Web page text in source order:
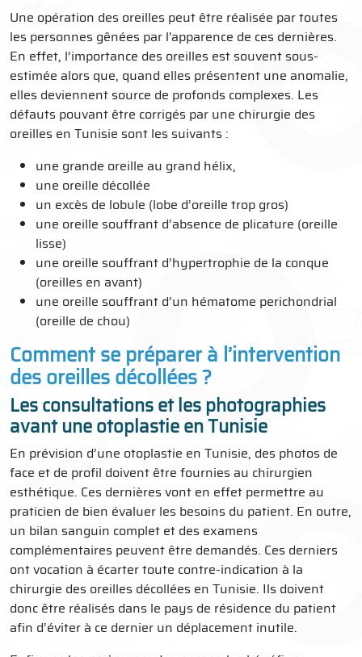
Une opération des oreilles peut être réalisée par toutes
les personnes gênées par l'apparence de ces dernières.
En effet, l’importance des oreilles est souvent sous-
estimée alors que, quand elles présentent une anomalie,
elles deviennent source de profonds complexes. Les
défauts pouvant être corrigés par une chirurgie des
oreilles en Tunisie sont les suivants :
une grande oreille au grand hélix,
une oreille décollée
un excès de lobule (lobe d’oreille trop gros)
une oreille souffrant d’absence de plicature (oreille
lisse)
une oreille souffrant d’hypertrophie de la conque
(oreilles en avant)
une oreille souffrant d’un hématome perichondrial
(oreille de chou)
Comment se préparer à l’intervention
des oreilles décollées ?
Les consultations et les photographies
avant une otoplastie en Tunisie
En prévision d’une otoplastie en Tunisie, des photos de
face et de profil doivent être fournies au chirurgien
esthétique. Ces dernières vont en effet permettre au
praticien de bien évaluer les besoins du patient. En outre,
un bilan sanguin complet et des examens
complémentaires peuvent être demandés. Ces derniers
ont vocation à écarter toute contre-indication à la
chirurgie des oreilles décollées en Tunisie. Ils doivent
donc être réalisés dans le pays de résidence du patient
afin d’éviter à ce dernier un déplacement inutile.